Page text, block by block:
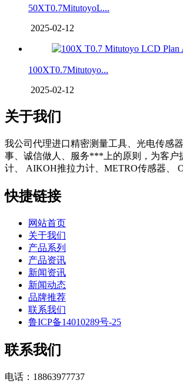
50XT0.7MitutoyoL...
2025-02-12
100XT0.7Mitutoyo...
2025-02-12
关于我们
我公司代理进口精密测量工具、光电传感
事、诚信做人、服务***上的原则，为客户
计、 AIKOH推拉力计、METRO传感器、
快捷链接
网站首页
关于我们
产品系列
产品资讯
新闻资讯
新闻动态
品牌推荐
联系我们
鲁ICP备14010289号-25
联系我们
电话：18863977737